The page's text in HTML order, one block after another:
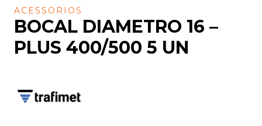
ACESSORIOS
BOCAL DIAMETRO 16 –
PLUS 400/500 5 UN